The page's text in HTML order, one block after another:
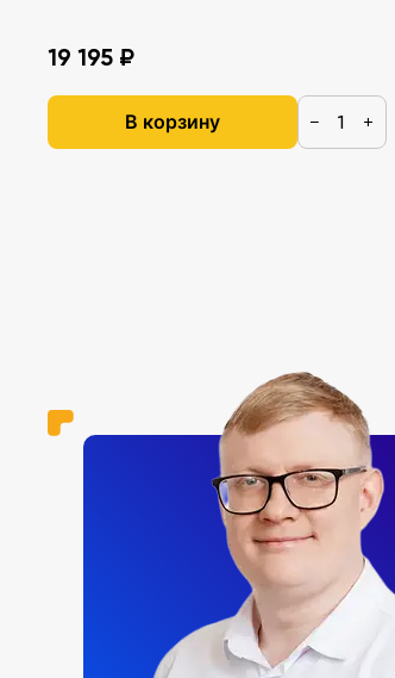
19 195 ₽
В корзину − +